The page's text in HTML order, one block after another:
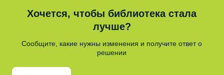
Хочется, чтобы библиотека стала
лучше?
Сообщите, какие нужны изменения и получите ответ о
решении